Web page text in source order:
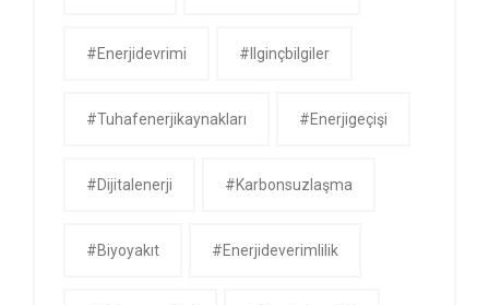
#enerjidevrimi #ilginçbilgiler
#tuhafenerjikaynakları #enerjigeçişi
#dijitalenerji #karbonsuzlaşma
#biyoyakıt #enerjideverimlilik